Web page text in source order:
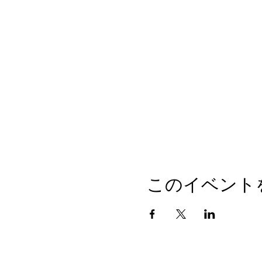
このイベン